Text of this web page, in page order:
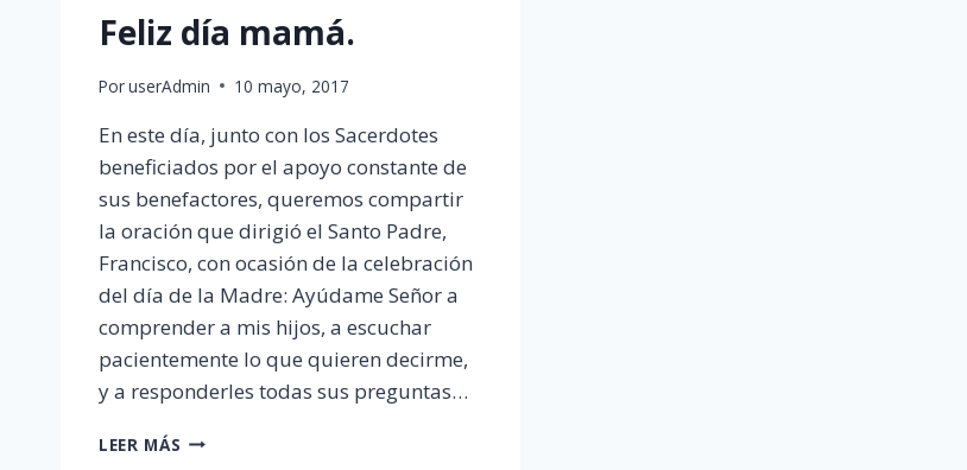
Feliz día mamá.
PoruserAdmin 10 mayo, 2017
En este día, junto con los Sacerdotes
beneficiados por el apoyo constante de
sus benefactores, queremos compartir
la oración que dirigió el Santo Padre,
Francisco, con ocasión de la celebración
del día de la Madre: Ayúdame Señor a
comprender a mis hijos, a escuchar
pacientemente lo que quieren decirme,
y a responderles todas sus preguntas…
LEER MÁS FELIZ